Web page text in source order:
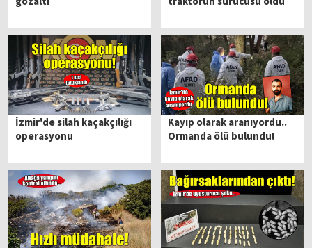
İzmir'de silah kaçakçılığı
operasyonu
Kayıp olarak aranıyordu..
Ormanda ölü bulundu!